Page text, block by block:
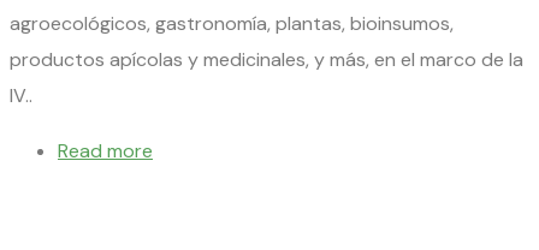
agroecológicos, gastronomía, plantas, bioinsumos,
productos apícolas y medicinales, y más, en el marco de la
IV..
Read more